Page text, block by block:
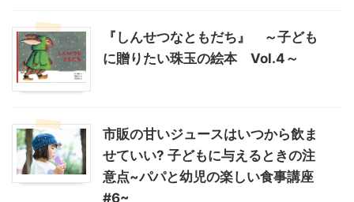
『しんせつなともだち』 ～子ども
に贈りたい珠玉の絵本 Vol.4～
市販の甘いジュースはいつから飲ま
せていい? 子どもに与えるときの注
意点~パパと幼児の楽しい食事講座
#6~